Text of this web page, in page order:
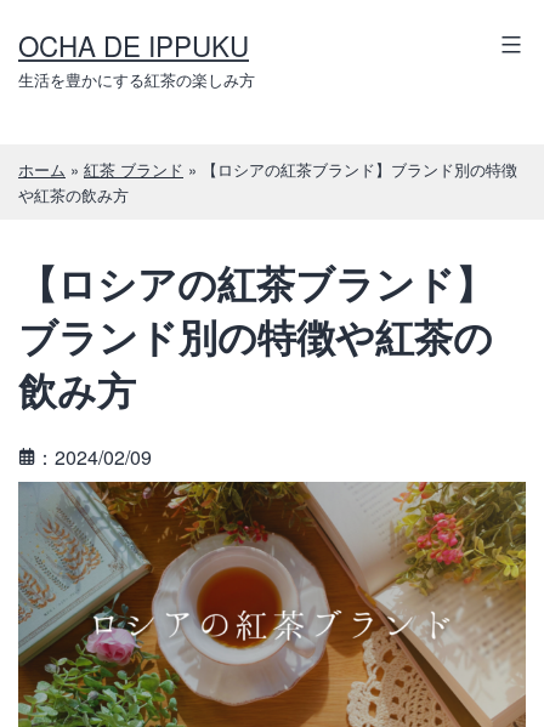
OCHA DE IPPUKU
生活を豊かにする紅茶の楽しみ方
ホーム » 紅茶 ブランド »
【ロシアの紅茶ブランド】ブランド別の特徴
や紅茶の飲み方
【ロシアの紅茶ブランド】
ブランド別の特徴や紅茶の
飲み方
：2024/02/09